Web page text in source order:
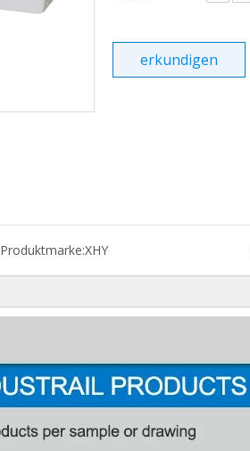
erkundigen
Produktmarke:XHY